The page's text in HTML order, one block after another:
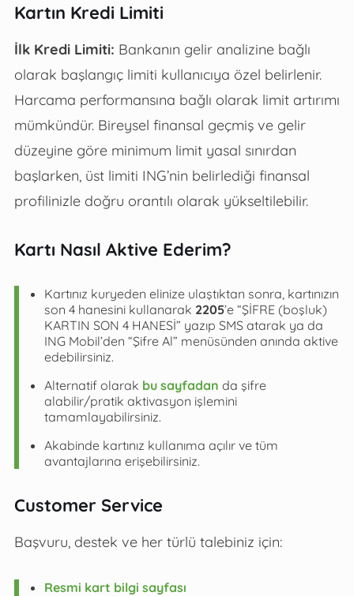
Kartın Kredi Limiti
İlk Kredi Limiti: Bankanın gelir analizine bağlı
olarak başlangıç limiti kullanıcıya özel belirlenir.
Harcama performansına bağlı olarak limit artırımı
mümkündür. Bireysel finansal geçmiş ve gelir
düzeyine göre minimum limit yasal sınırdan
başlarken, üst limiti ING’nin belirlediği finansal
profilinizle doğru orantılı olarak yükseltilebilir.
Kartı Nasıl Aktive Ederim?
Kartınız kuryeden elinize ulaştıktan sonra, kartınızın
son 4 hanesini kullanarak 2205’e “ŞİFRE (boşluk)
KARTIN SON 4 HANESİ” yazıp SMS atarak ya da
ING Mobil’den “Şifre Al” menüsünden anında aktive
edebilirsiniz.
Alternatif olarak bu sayfadan da şifre
alabilir/pratik aktivasyon işlemini
tamamlayabilirsiniz.
Akabinde kartınız kullanıma açılır ve tüm
avantajlarına erişebilirsiniz.
Customer Service
Başvuru, destek ve her türlü talebiniz için:
Resmi kart bilgi sayfası